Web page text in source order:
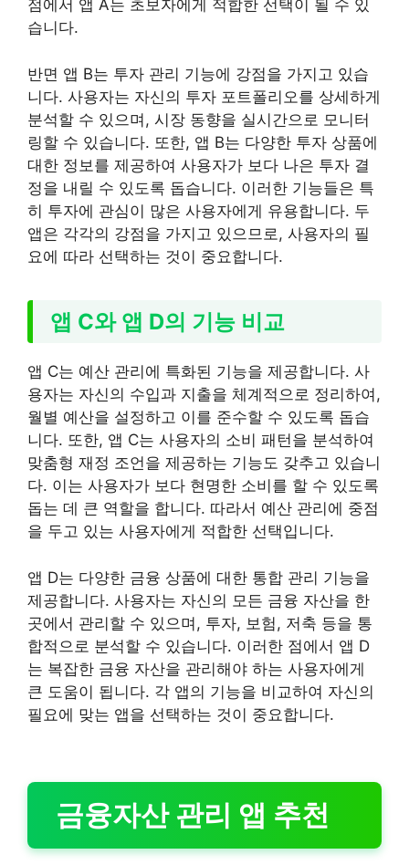
점에서 앱 A는 초보자에게 적합한 선택이 될 수 있
습니다.
반면 앱 B는 투자 관리 기능에 강점을 가지고 있습
니다. 사용자는 자신의 투자 포트폴리오를 상세하게
분석할 수 있으며, 시장 동향을 실시간으로 모니터
링할 수 있습니다. 또한, 앱 B는 다양한 투자 상품에
대한 정보를 제공하여 사용자가 보다 나은 투자 결
정을 내릴 수 있도록 돕습니다. 이러한 기능들은 특
히 투자에 관심이 많은 사용자에게 유용합니다. 두
앱은 각각의 강점을 가지고 있으므로, 사용자의 필
요에 따라 선택하는 것이 중요합니다.
앱 C와 앱 D의 기능 비교
앱 C는 예산 관리에 특화된 기능을 제공합니다. 사
용자는 자신의 수입과 지출을 체계적으로 정리하여,
월별 예산을 설정하고 이를 준수할 수 있도록 돕습
니다. 또한, 앱 C는 사용자의 소비 패턴을 분석하여
맞춤형 재정 조언을 제공하는 기능도 갖추고 있습니
다. 이는 사용자가 보다 현명한 소비를 할 수 있도록
돕는 데 큰 역할을 합니다. 따라서 예산 관리에 중점
을 두고 있는 사용자에게 적합한 선택입니다.
앱 D는 다양한 금융 상품에 대한 통합 관리 기능을
제공합니다. 사용자는 자신의 모든 금융 자산을 한
곳에서 관리할 수 있으며, 투자, 보험, 저축 등을 통
합적으로 분석할 수 있습니다. 이러한 점에서 앱 D
는 복잡한 금융 자산을 관리해야 하는 사용자에게
큰 도움이 됩니다. 각 앱의 기능을 비교하여 자신의
필요에 맞는 앱을 선택하는 것이 중요합니다.
금융자산 관리 앱 추천